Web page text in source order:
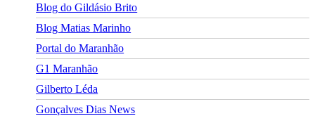
Blog do Gildásio Brito
Blog Matias Marinho
Portal do Maranhão
G1 Maranhão
Gilberto Léda
Gonçalves Dias News